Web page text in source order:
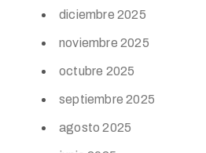
diciembre 2025
noviembre 2025
octubre 2025
septiembre 2025
agosto 2025